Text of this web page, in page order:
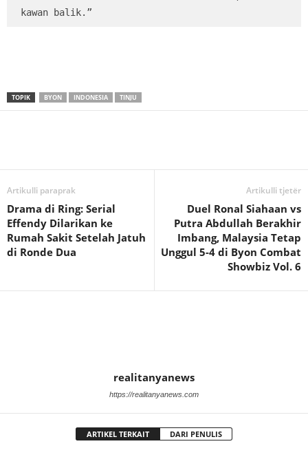
kawan balik.”
TOPIK BYON INDONESIA TINJU
Artikulli paraprak
Drama di Ring: Serial
Effendy Dilarikan ke
Rumah Sakit Setelah Jatuh
di Ronde Dua
Artikulli tjetër
Duel Ronal Siahaan vs
Putra Abdullah Berakhir
Imbang, Malaysia Tetap
Unggul 5-4 di Byon Combat
Showbiz Vol. 6
realitanyanews
https://realitanyanews.com
ARTIKEL TERKAIT DARI PENULIS